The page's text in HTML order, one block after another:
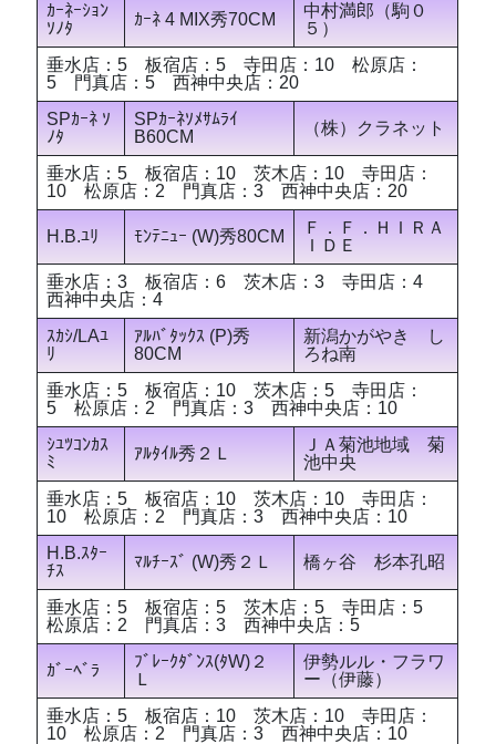
ｶｰﾈｰｼｮﾝ
ｿﾉﾀ
ｶｰﾈ 4 MIX秀70CM
中村満郎（駒０
５）
垂水店：5 板宿店：5 寺田店：10 松原店：
5 門真店：5 西神中央店：20
SPｶｰﾈ ｿ
ﾉﾀ
SPｶｰﾈｿﾒｻﾑﾗｲ
B60CM
（株）クラネット
垂水店：5 板宿店：10 茨木店：10 寺田店：
10 松原店：2 門真店：3 西神中央店：20
H.B.ﾕﾘ ﾓﾝﾃﾆｭｰ (W)秀80CM
Ｆ．Ｆ．ＨＩＲＡ
ＩＤＥ
垂水店：3 板宿店：6 茨木店：3 寺田店：4
西神中央店：4
ｽｶｼ/LAﾕ
ﾘ
ｱﾙﾊﾞﾀｯｸｽ (P)秀
80CM
新潟かがやき し
ろね南
垂水店：5 板宿店：10 茨木店：5 寺田店：
5 松原店：2 門真店：3 西神中央店：10
ｼﾕﾂｺﾝｶｽ
ﾐ
ｱﾙﾀｲﾙ秀２Ｌ
ＪＡ菊池地域 菊
池中央
垂水店：5 板宿店：10 茨木店：10 寺田店：
10 松原店：2 門真店：3 西神中央店：10
H.B.ｽﾀｰ
ﾁｽ
ﾏﾙﾁｰｽﾞ (W)秀２Ｌ 橋ヶ谷 杉本孔昭
垂水店：5 板宿店：5 茨木店：5 寺田店：5
松原店：2 門真店：3 西神中央店：5
ｶﾞｰﾍﾞﾗ
ﾌﾞﾚｰｸﾀﾞﾝｽ(ﾀW)２
Ｌ
伊勢ルル・フラワ
ー（伊藤）
垂水店：5 板宿店：10 茨木店：10 寺田店：
10 松原店：2 門真店：3 西神中央店：10